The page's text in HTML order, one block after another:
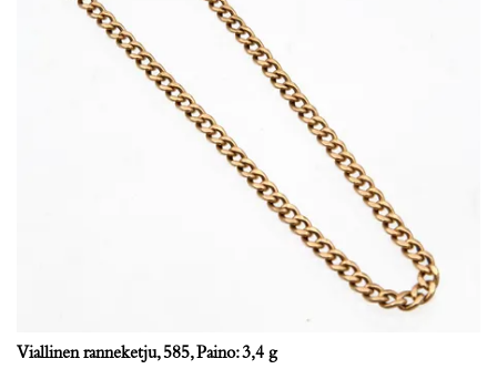
Viallinen ranneketju, 585, Paino: 3,4 g